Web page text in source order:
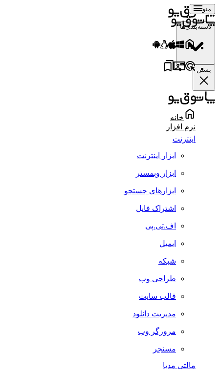
منو
دسته‌بندی‌ها
بستن
خانه
نرم افزار
اینترنت
ابزار اینترنت
ابزار وبمستر
ابزارهای جستجو
اشتراک فایل
اف.تی.پی
ایمیل
شبکه
طراحی وب
قالب سایت
مدیریت دانلود
مرورگر وب
مسنجر
مالتی مدیا